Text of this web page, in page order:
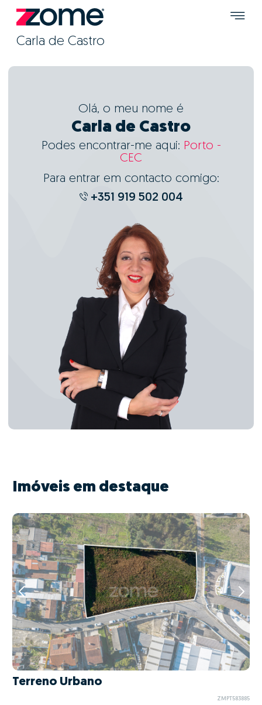
Carla de Castro
Olá, o meu nome é
Carla de Castro
Podes encontrar-me aqui: Porto -
CEC
Para entrar em contacto comigo:
+351 919 502 004
Imóveis em destaque
Terreno Urbano
ZMPT583885